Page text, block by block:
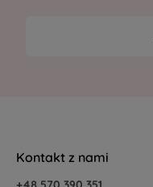
Kontakt z nami